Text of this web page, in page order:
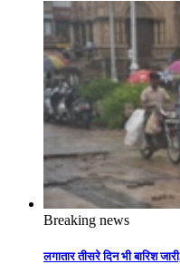
Breaking news
लगातार तीसरे दिन भी बारिश